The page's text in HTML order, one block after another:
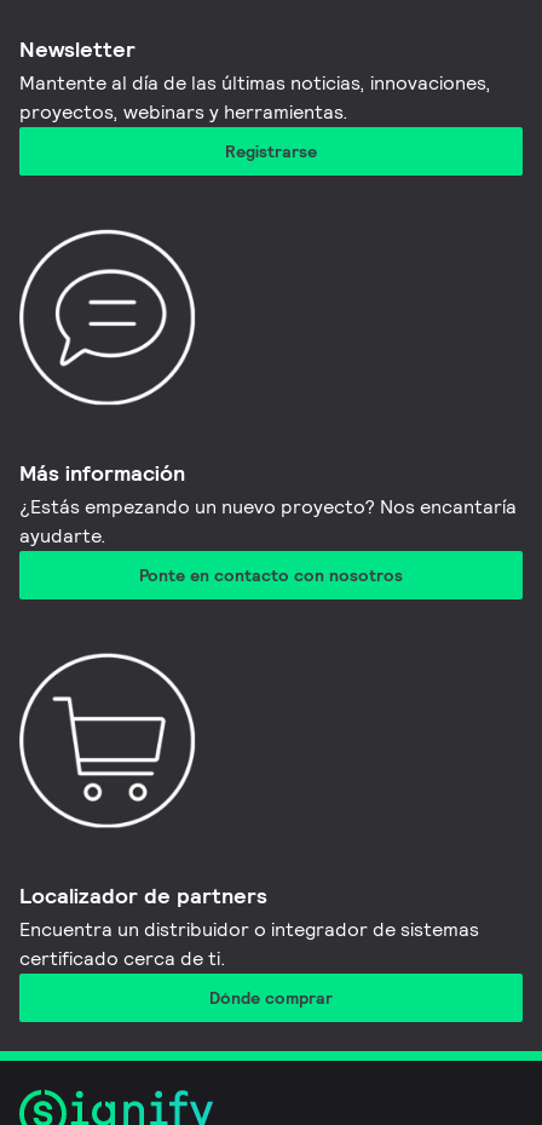
Newsletter
Mantente al día de las últimas noticias, innovaciones,
proyectos, webinars y herramientas.
Registrarse
Más información
¿Estás empezando un nuevo proyecto? Nos encantaría
ayudarte.
Ponte en contacto con nosotros
Localizador de partners
Encuentra un distribuidor o integrador de sistemas
certificado cerca de ti.
Dónde comprar